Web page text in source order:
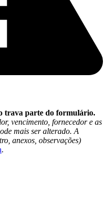
trava parte do formulário.
vencimento, fornecedor e as
mais ser alterado. A
anexos, observações)
.